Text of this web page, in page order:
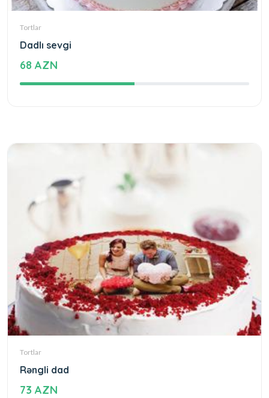
Tortlar
Dadlı sevgi
68 AZN
Tortlar
Rəngli dad
73 AZN